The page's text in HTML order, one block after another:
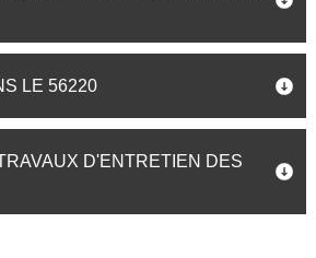
LE 56220
D'ENTRETIEN DES